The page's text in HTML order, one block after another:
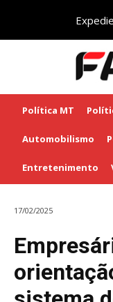
Política MT
Automobilismo
Entretenimento
17/02/2025